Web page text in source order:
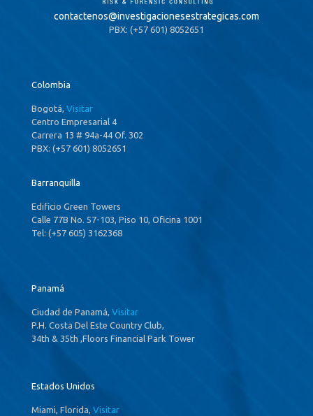
contactenos@investigacionesestrategicas.com
PBX: (+57 601) 8052651
Colombia
Bogotá, Visitar
Centro Empresarial 4
Carrera 13 # 94a-44 Of. 302
PBX: (+57 601) 8052651
Barranquilla
Edificio Green Towers
Calle 77B No. 57-103, Piso 10, Oficina 1001
Tel: (+57 605) 3162368
Panamá
Ciudad de Panamá, Visitar
P.H. Costa Del Este Country Club,
34th & 35th ,Floors Financial Park Tower
Estados Unidos
Miami, Florida, Visitar